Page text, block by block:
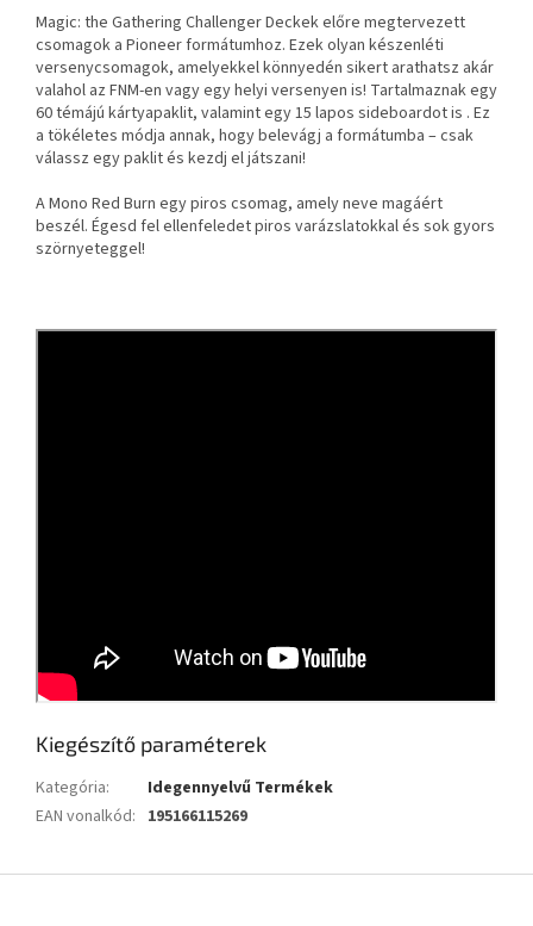
Magic: the Gathering Challenger Deckek előre megtervezett
csomagok a Pioneer formátumhoz. Ezek olyan készenléti
versenycsomagok, amelyekkel könnyedén sikert arathatsz akár
valahol az FNM-en vagy egy helyi versenyen is! Tartalmaznak egy
60 témájú kártyapaklit, valamint egy 15 lapos sideboardot is . Ez
a tökéletes módja annak, hogy belevágj a formátumba – csak
válassz egy paklit és kezdj el játszani!
A Mono Red Burn egy piros csomag, amely neve magáért
beszél. Égesd fel ellenfeledet piros varázslatokkal és sok gyors
szörnyeteggel!
Kiegészítő paraméterek
Kategória:
Idegennyelvű Termékek
EAN vonalkód: 195166115269